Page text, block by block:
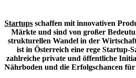
Startups schaffen mit innovativen
Märkte und sind von großer
strukturellen Wandel in der
ist in Österreich eine rege Startup-
zahlreiche private und öffentliche
Nährboden und die Erfolgschancen